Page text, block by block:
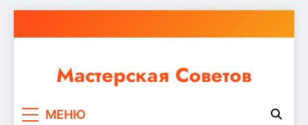
к
Мастерская Советов
ремонт или крупное строительство, в Мастерской
МЕНЮ